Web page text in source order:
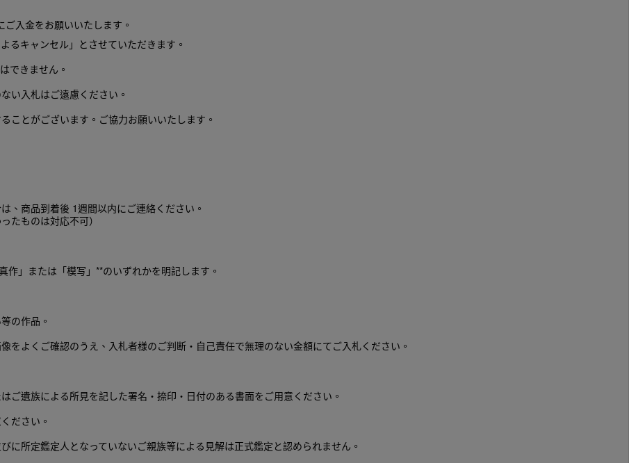
入金をお願いいたします。
るキャンセル」とさせていただきます。
できません。
い入札はご遠慮ください。
ことがございます。ご協力お願いいたします。
、商品到着後 1週間以内にご連絡ください。
たものは対応不可）
作」または「模写」**のいずれかを明記します。
の作品。
をよくご確認のうえ、入札者様のご判断・自己責任で無理のない金額にてご入札ください。
ご遺族による所見を記した署名・捺印・日付のある書面をご用意ください。
ださい。
に所定鑑定人となっていないご親族等による見解は正式鑑定と認められません。